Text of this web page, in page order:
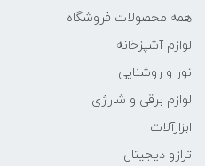
همه محصولات فروشگاه
لوازم آشپزخانه
نور و روشنایی
لوازم برقی و شارژی
ابزارآلات
ترازو دیجیتال